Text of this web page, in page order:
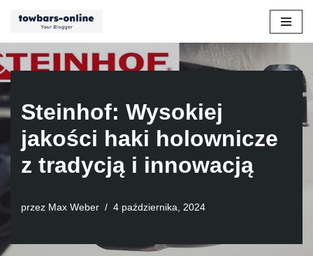
do
treści
Steinhof: Wysokiej
jakości haki holownicze
z tradycją i innowacją
przez Max Weber 4 października, 2024